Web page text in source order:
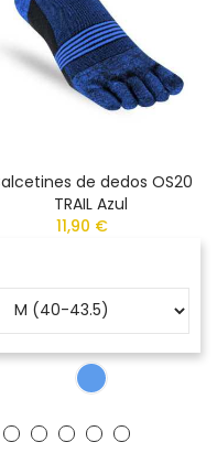
de dedos OS20
TRAIL Azul
11,90 €